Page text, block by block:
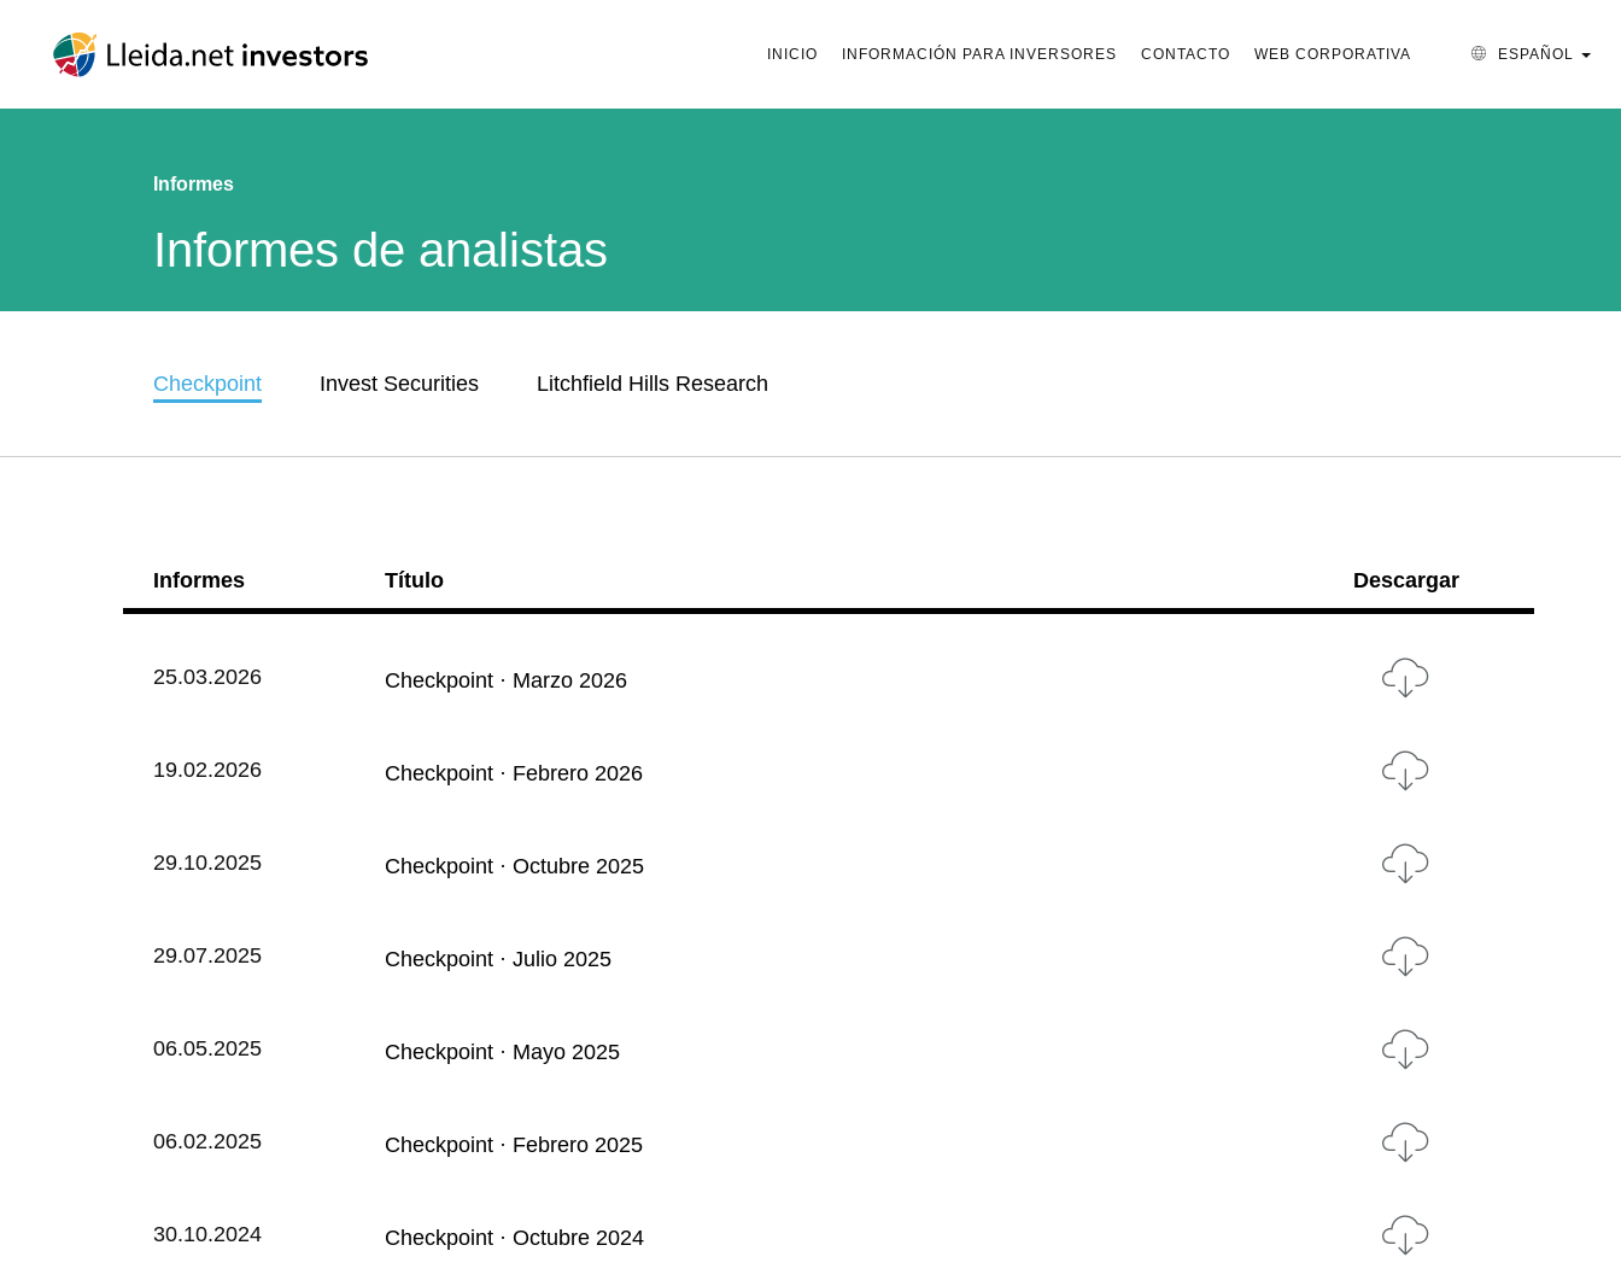
INICIO INFORMACIÓN PARA INVERSORES CONTACTO WEB CORPORATIVA ESPAÑOL
Informes
Informes de analistas
Checkpoint Invest Securities Litchfield Hills Research
Informes Título Descargar
25.03.2026 Checkpoint · Marzo 2026
19.02.2026 Checkpoint · Febrero 2026
29.10.2025 Checkpoint · Octubre 2025
29.07.2025 Checkpoint · Julio 2025
06.05.2025 Checkpoint · Mayo 2025
06.02.2025 Checkpoint · Febrero 2025
30.10.2024 Checkpoint · Octubre 2024